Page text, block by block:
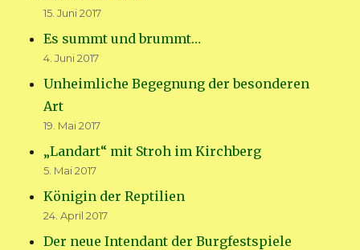
15. Juni 2017
Es summt und brummt…
4. Juni 2017
Unheimliche Begegnung der besonderen
Art
19. Mai 2017
„Landart“ mit Stroh im Kirchberg
5. Mai 2017
Königin der Reptilien
24. April 2017
Der neue Intendant der Burgfestspiele